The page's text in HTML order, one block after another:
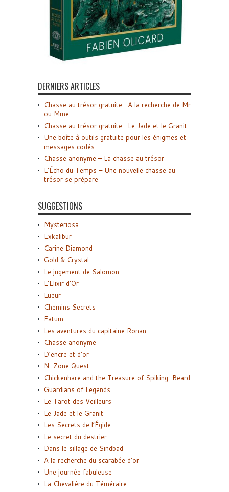
DERNIERS ARTICLES
Chasse au trésor gratuite : A la recherche de Mr
ou Mme
Chasse au trésor gratuite : Le Jade et le Granit
Une boîte à outils gratuite pour les énigmes et
messages codés
Chasse anonyme – La chasse au trésor
L’Écho du Temps – Une nouvelle chasse au
trésor se prépare
SUGGESTIONS
Mysteriosa
Exkalibur
Carine Diamond
Gold & Crystal
Le jugement de Salomon
L’Elixir d’Or
Lueur
Chemins Secrets
Fatum
Les aventures du capitaine Ronan
Chasse anonyme
D’encre et d’or
N-Zone Quest
Chickenhare and the Treasure of Spiking-Beard
Guardians of Legends
Le Tarot des Veilleurs
Le Jade et le Granit
Les Secrets de l’Égide
Le secret du destrier
Dans le sillage de Sindbad
A la recherche du scarabée d’or
Une journée fabuleuse
La Chevalière du Téméraire